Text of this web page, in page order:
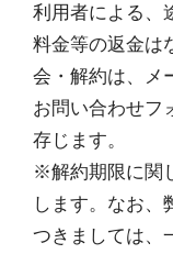
利用者による、
料金等の返金は
会・解約は、メ
お問い合わせフ
存じます。
※解約期限に関
します。なお、
つきましては、